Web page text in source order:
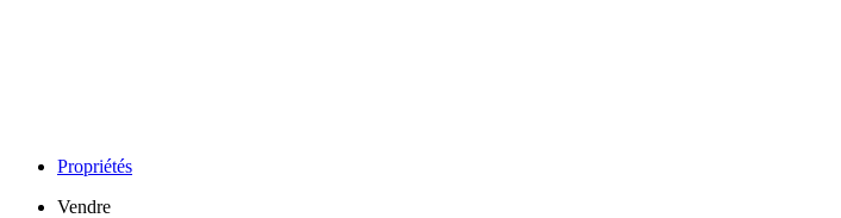
Propriétés
Vendre